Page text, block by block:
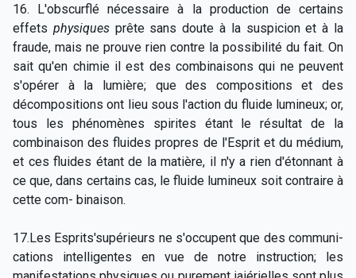
16. L'obscurflé nécessaire à la production de certains
effets physiques prête sans doute à la suspicion et à la
fraude, mais ne prouve rien contre la possibilité du fait. On
sait qu'en chimie il est des combinaisons qui ne peuvent
s'opérer à la lumière; que des compositions et des
décompositions ont lieu sous l'action du fluide lumineux; or,
tous les phénomènes spirites étant le résultat de la
combinaison des fluides propres de l'Esprit et du médium,
et ces fluides étant de la matière, il n'y a rien d'étonnant à
ce que, dans certains cas, le fluide lumineux soit contraire à
cette com- binaison.
17.Les Esprits'supérieurs ne s'occupent que des communi-
cations intelligentes en vue de notre instruction; les